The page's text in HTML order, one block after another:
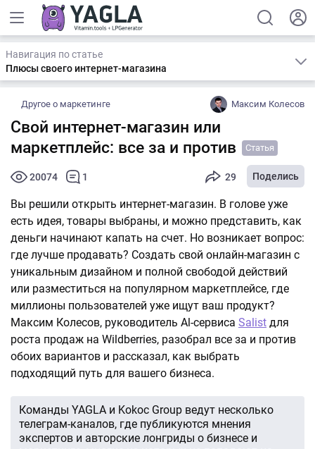
Навигация по статье
Плюсы своего интернет-магазина
Другое о маркетинге Максим Колесов
Свой интернет-магазин или
маркетплейс: все за и против
Статья
20074 1 29 Поделись
Вы решили открыть интернет-магазин. В голове уже
есть идея, товары выбраны, и можно представить, как
деньги начинают капать на счет. Но возникает вопрос:
где лучше продавать? Создать свой онлайн-магазин с
уникальным дизайном и полной свободой действий
или разместиться на популярном маркетплейсе, где
миллионы пользователей уже ищут ваш продукт?
Максим Колесов, руководитель Al-сервиса Salist для
роста продаж на Wildberries, разобрал все за и против
обоих вариантов и рассказал, как выбрать
подходящий путь для вашего бизнеса.
Команды YAGLA и Kokoc Group ведут несколько
телеграм-каналов, где публикуются мнения
экспертов и авторские лонгриды о бизнесе и